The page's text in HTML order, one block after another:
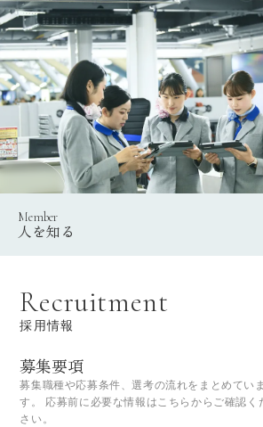
Member
人を知る
Recruitment
採用情報
募集要項
募集職種や応募条件、選考の流れをまとめていま
す。 応募前に必要な情報はこちらからご確認く
さい。